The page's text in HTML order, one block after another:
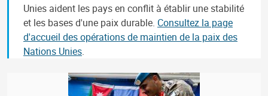
Unies aident les pays en conflit à établir une stabilité
et les bases d'une paix durable. Consultez la page
d'accueil des opérations de maintien de la paix des
Nations Unies.